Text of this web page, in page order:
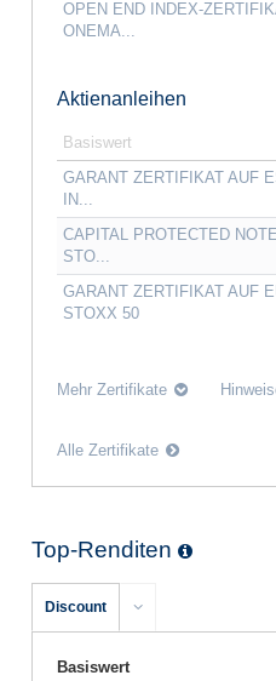
OPEN END INDEX-
ONEMA...
Aktienanleihen
Basiswert
GARANT ZERTIFIKAT AUF
IN...
CAPITAL PROTECTED
STO...
GARANT ZERTIFIKAT AUF
STOXX 50
Mehr Zertifikate
Alle Zertifikate
Top-Renditen
Discount
Basiswert